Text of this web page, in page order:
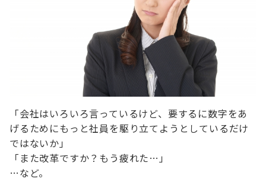
「会社はいろいろ言っているけど、要するに数字をあ
げるためにもっと社員を駆り立てようとしているだけ
ではないか」
「また改革ですか？もう疲れた…」
…など。